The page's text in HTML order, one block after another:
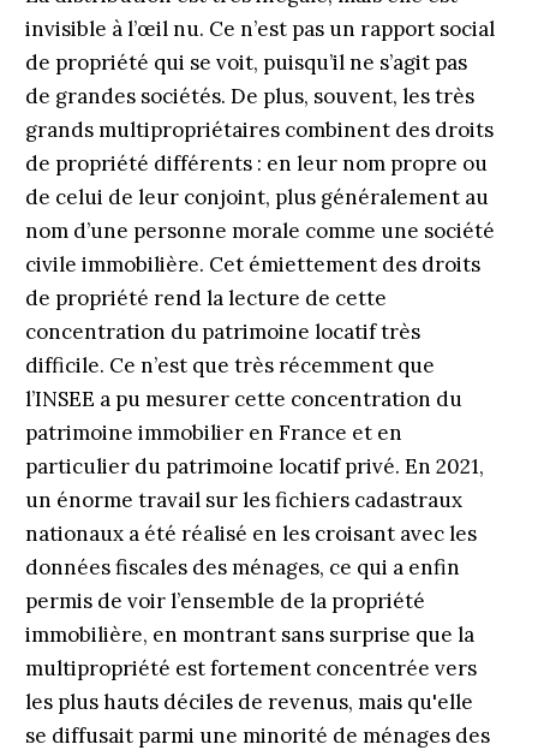
invisible à l’œil nu. Ce n’est pas un rapport social
de propriété qui se voit, puisqu’il ne s’agit pas
de grandes sociétés. De plus, souvent, les très
grands multipropriétaires combinent des droits
de propriété différents : en leur nom propre ou
de celui de leur conjoint, plus généralement au
nom d’une personne morale comme une société
civile immobilière. Cet émiettement des droits
de propriété rend la lecture de cette
concentration du patrimoine locatif très
difficile. Ce n’est que très récemment que
l’INSEE a pu mesurer cette concentration du
patrimoine immobilier en France et en
particulier du patrimoine locatif privé. En 2021,
un énorme travail sur les fichiers cadastraux
nationaux a été réalisé en les croisant avec les
données fiscales des ménages, ce qui a enfin
permis de voir l’ensemble de la propriété
immobilière, en montrant sans surprise que la
multipropriété est fortement concentrée vers
les plus hauts déciles de revenus, mais qu'elle
se diffusait parmi une minorité de ménages des